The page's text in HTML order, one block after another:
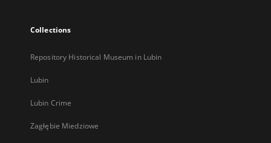
Collections
Repository Historical Museum in Lubin
Lubin
Lubin Crime
Zagłębie Miedziowe